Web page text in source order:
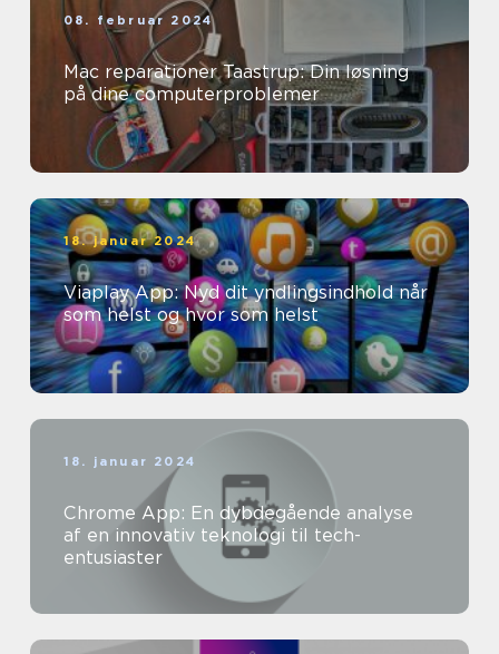
08. februar 2024
Mac reparationer Taastrup: Din løsning
på dine computerproblemer
18. januar 2024
Viaplay App: Nyd dit yndlingsindhold når
som helst og hvor som helst
18. januar 2024
Chrome App: En dybdegående analyse
af en innovativ teknologi til tech-
entusiaster